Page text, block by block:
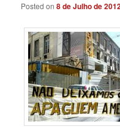
Posted on8 de Julho de